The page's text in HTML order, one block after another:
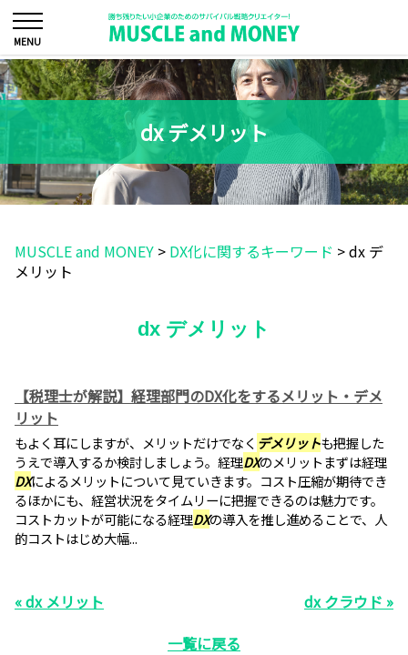
dx デメリット
MUSCLE and MONEY > DX化に関するキーワード >dx デ
メリット
dx デメリット
【税理士が解説】経理部門のDX化をするメリット・デメ
リット
もよく耳にしますが、メリットだけでなく デメリットも把握した
うえで導入するか検討しましょう。経理DXのメリットまずは経理
DXによるメリットについて見ていきます。コスト圧縮が期待でき
るほかにも、経営状況をタイムリーに把握できるのは魅力です。
コストカットが可能になる経理DXの導入を推し進めることで、人
的コストはじめ大幅...
« dx メリット
dx クラウド »
一覧に戻る